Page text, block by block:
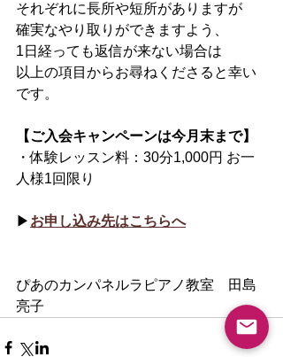
それぞれに長所や短所がありますが
確実なやり取りができますよう、
1日経っても返信が来ない場合は
以上の項目からお尋ねくださると幸い
です。
【ご入会キャンペーンは今月末まで】
・体験レッスン料：30分1,000円 お一
人様1回限り
▶︎ お申し込み先はこちらへ
ぴあのカンパネルラピアノ教室　田島
亮子